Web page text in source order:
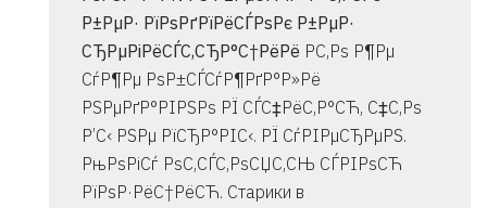
Р±РµР· РїРѕРґРїРёСЃРѕРє Р±РµР·
СЂРµРіРёСЃС‚СЂР°С†РёРё Р­С‚Рѕ Р¶Рµ
СѓР¶Рµ РѕР±СЃСѓР¶РґР°Р»Рё
РЅРµРґР°РІРЅРѕ РЇ СЃС‡РёС‚Р°СЋ, С‡С‚Рѕ
Р’С‹ РЅРµ РїСЂР°РІС‹. РЇ СѓРІРµСЂРµРЅ.
РњРѕРіСѓ РѕС‚СЃС‚РѕСЏС‚СЊ СЃРІРѕСЋ
РїРѕР·РёС†РёСЋ. Старики в